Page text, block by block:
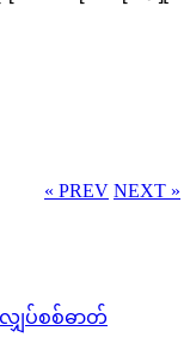
« PREV NEXT »
လျှပ်စစ်ဓာတ်